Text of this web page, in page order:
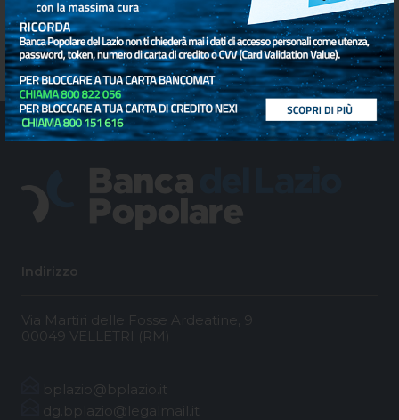
Indirizzo
Via Martiri delle Fosse Ardeatine, 9
00049 VELLETRI (RM)
bplazio@bplazio.it
dg.bplazio@legalmail.it